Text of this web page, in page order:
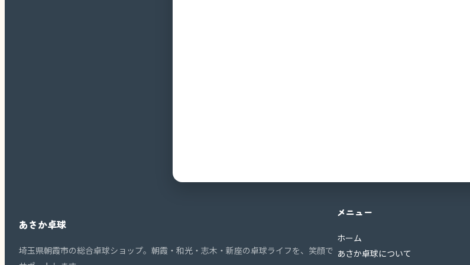
あさか卓球
埼玉県朝霞市の総合卓球ショップ。朝霞・和光・志木・新座の卓球ライフを、笑顔で
メニュー
ホーム
あさか卓球について